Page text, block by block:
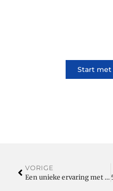
Start
VORIGE
Een unieke ervaring met een motorreis Schotland